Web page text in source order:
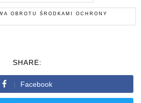
OBROTU ŚRODKAMI OCHRONY
SHARE:
Facebook